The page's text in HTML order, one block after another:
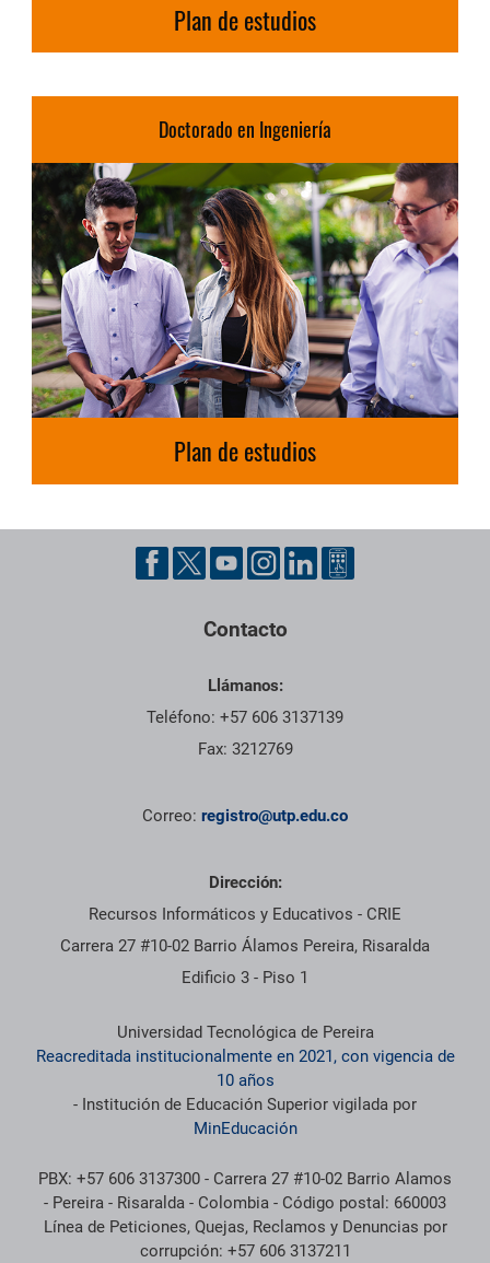
Plan de estudios
Doctorado en Ingeniería
Plan de estudios
Contacto
Llámanos:
Teléfono: +57 606 3137139
Fax: 3212769
Correo: registro@utp.edu.co
Dirección:
Recursos Informáticos y Educativos - CRIE
Carrera 27 #10-02 Barrio Álamos Pereira, Risaralda
Edificio 3 - Piso 1
Universidad Tecnológica de Pereira
Reacreditada institucionalmente en 2021, con vigencia de
10 años
- Institución de Educación Superior vigilada por
MinEducación
PBX: +57 606 3137300 - Carrera 27 #10-02 Barrio Alamos
- Pereira - Risaralda - Colombia - Código postal: 660003
Línea de Peticiones, Quejas, Reclamos y Denuncias por
corrupción: +57 606 3137211